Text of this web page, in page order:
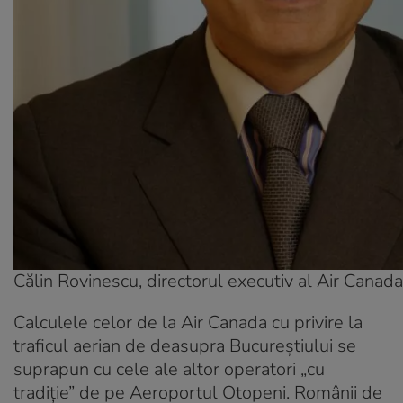
Călin Rovinescu, directorul executiv al Air
Calculele celor de la Air Canada cu privire la
traficul aerian de deasupra Bucureștiului se
suprapun cu cele ale altor operatori „cu
tradiție” de pe Aeroportul Otopeni. Românii de